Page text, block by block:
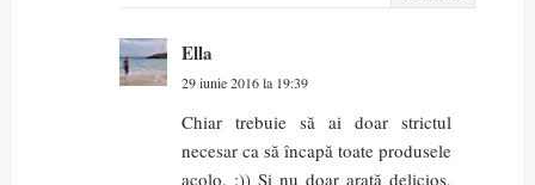
Ella
29 iunie 2016 la 19:39
Chiar trebuie să ai doar strictul
necesar ca să încapă toate produsele
acolo. :)) Și nu doar arată delicios,